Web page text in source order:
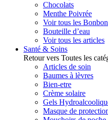
Chocolats
Menthe Poivrée
Voir tous les
Bouteille d’eau
Voir tous les articles
Santé & Soins
Retour vers Toutes les
Articles de soin
Baumes à lèvres
Bien-etre
Crème solaire
Gels
Masque de